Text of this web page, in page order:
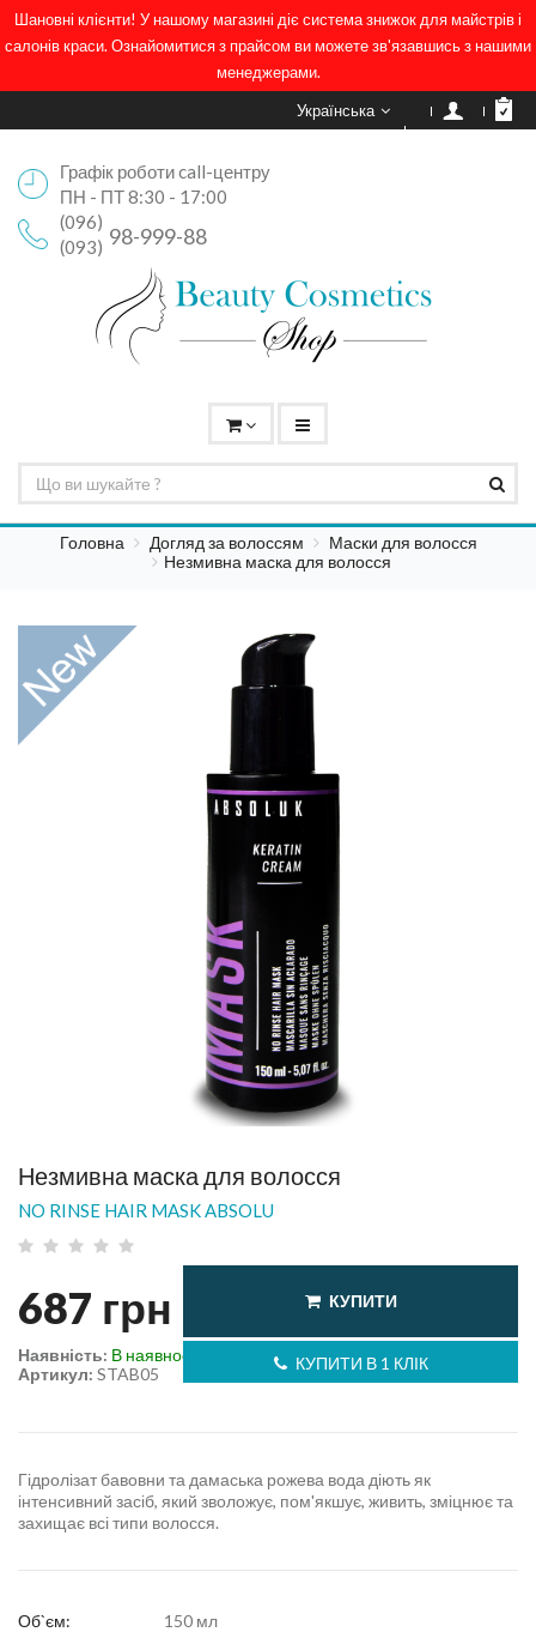
Шановні клієнти! У нашому магазині діє система знижок для майстрів і
салонів краси. Ознайомитися з прайсом ви можете зв'язавшись з нашими
менеджерами.
Українська
Графік роботи call-центру
ПН - ПТ 8:30 - 17:00
(096)
98-999-88
(093)
Головна Догляд за волоссям
Маски для волосся
Незмивна маска для волосся
Незмивна маска для волосся
NO RINSE HAIR MASK ABSOLU
687 грн КУПИТИ
КУПИТИ В 1 КЛІК
Артикул: STAB05
Наявність: В наявності
Гідролізат бавовни та дамаська рожева вода діють як
інтенсивний засіб, який зволожує, пом'якшує, живить, зміцнює та
захищає всі типи волосся.
Об`єм:
150 мл